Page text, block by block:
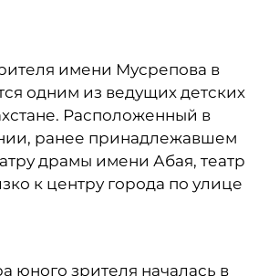
имени Мусрепова в
одним из ведущих детских
Расположенный в
ранее принадлежавшем
драмы имени Абая, театр
к центру города по улице
юного зрителя началась в